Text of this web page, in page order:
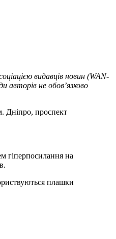
видавців новин (WAN-
авторів не обов’язково
Дніпро, проспект
гіперпосилання на
плашки